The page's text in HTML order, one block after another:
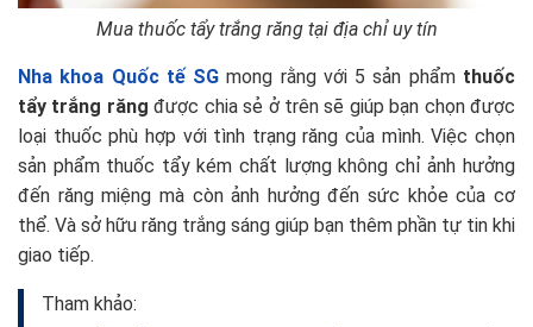
Mua thuốc tẩy trắng răng tại địa chỉ uy tín
Nha khoa Quốc tế SG mong rằng với 5 sản phẩm thuốc
tẩy trắng răng được chia sẻ ở trên sẽ giúp bạn chọn được
loại thuốc phù hợp với tình trạng răng của mình. Việc chọn
sản phẩm thuốc tẩy kém chất lượng không chỉ ảnh hưởng
đến răng miệng mà còn ảnh hưởng đến sức khỏe của cơ
thể. Và sở hữu răng trắng sáng giúp bạn thêm phần tự tin khi
giao tiếp.
Tham khảo: